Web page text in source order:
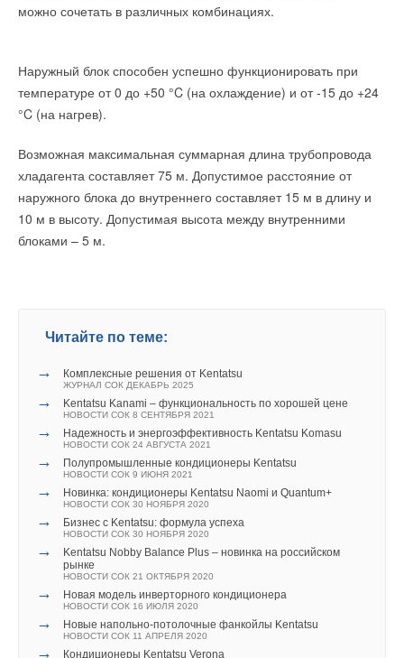
можно сочетать в различных комбинациях.
Наружный блок способен успешно функционировать при
температуре от 0 до +50 °C (на охлаждение) и от -15 до +24
°C (на нагрев).
Возможная максимальная суммарная длина трубопровода
хладагента составляет 75 м. Допустимое расстояние от
наружного блока до внутреннего составляет 15 м в длину и
10 м в высоту. Допустимая высота между внутренними
блоками – 5 м.
Читайте по теме:
→ Комплексные решения от Kentatsu
ЖУРНАЛ СОК ДЕКАБРЬ 2025
→ Kentatsu Kanami – функциональность по хорошей цене
НОВОСТИ СОК 8 СЕНТЯБРЯ 2021
→ Надежность и энергоэффективность Kentatsu Komasu
НОВОСТИ СОК 24 АВГУСТА 2021
→ Полупромышленные кондиционеры Kentatsu
НОВОСТИ СОК 9 ИЮНЯ 2021
→ Новинка: кондиционеры Kentatsu Naomi и Quantum+
НОВОСТИ СОК 30 НОЯБРЯ 2020
→ Бизнес с Kentatsu: формула успеха
НОВОСТИ СОК 30 НОЯБРЯ 2020
→
Kentatsu Nobby Balance Plus – новинка на российском
рынке
НОВОСТИ СОК 21 ОКТЯБРЯ 2020
→ Новая модель инверторного кондиционера
НОВОСТИ СОК 16 ИЮЛЯ 2020
→ Новые напольно-потолочные фанкойлы Kentatsu
НОВОСТИ СОК 11 АПРЕЛЯ 2020
→ Кондиционеры Kentatsu Verona
→ В МЭИ разработан термоэлектрический генератор
НОВОСТИ СОК 11 СЕНТЯБРЯ 2024
→
Домашний генератор Aquaria производит из воздуха до
НОВОСТИ СОК 2 СЕНТЯБРЯ 2024
НОВОСТИ СОК 30 АВГУСТА 2024
→
Крупнейшие поставщики аккумуляторов для систем
накопления энергии в 1 полугодии 2024
НОВОСТИ СОК 29 АВГУСТА 2024
→
Энергобезопасность предприятий в современных
НОВОСТИ СОК 28 АВГУСТА 2024
трансформаторов
НОВОСТИ СОК 14 МАЯ 2024
электростанций, 2022–2028 годы
НОВОСТИ СОК 29 ДЕКАБРЯ 2023
Уведомления отключены
Комментарии
В этой теме еще нет комментариев
Добавить комментарий
нововведения:
(VRT — Variable Refrigerant Temperature) позволяет
подобрать наиболее подходящие параметры системы при
установке и снизить годовые эксплуатационные расходы на
VRV-конфигуратор. Благодаря этой технологии требуется
меньше времени для введения системы в эксплуатацию, а
также возможна одновременная работа с несколькими
системами.
Непрерывная работа в режиме нагрева. Наружные блоки
альтернативой традиционным системам отопления.
Читайте по теме:
→
Токио — лидер по интенсивности использования
кондиционеров
НОВОСТИ СОК 28 ИЮЛЯ 2026
Daikin выпустила контроллер Madoka Plus для
коммерческих систем
НОВОСТИ СОК 7 ИЮЛЯ 2026
→
Daikin Europe выводит на рынок смешанную систему
НОВОСТИ СОК 24 ИЮНЯ 2026
Daikin расширила портфель VRV 5 на R-32 установкой
НОВОСТИ СОК 22 ИЮНЯ 2026
НОВОСТИ СОК 26 МАЯ 2026